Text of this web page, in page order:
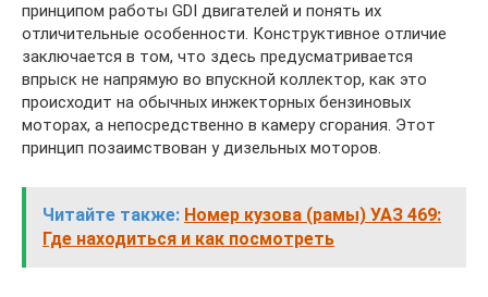
принципом работы GDI двигателей и понять их
отличительные особенности. Конструктивное отличие
заключается в том, что здесь предусматривается
впрыск не напрямую во впускной коллектор, как это
происходит на обычных инжекторных бензиновых
моторах, а непосредственно в камеру сгорания. Этот
принцип позаимствован у дизельных моторов.
Читайте также: Номер кузова (рамы) УАЗ 469:
Где находиться и как посмотреть